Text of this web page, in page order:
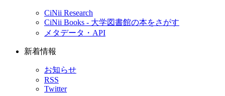
CiNii Research
CiNii Books - 大学図書館の本をさがす
メタデータ・API
新着情報
お知らせ
RSS
Twitter